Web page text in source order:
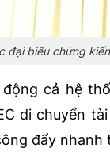
đại biểu chứng
cả hệ
di chuyển
đẩy